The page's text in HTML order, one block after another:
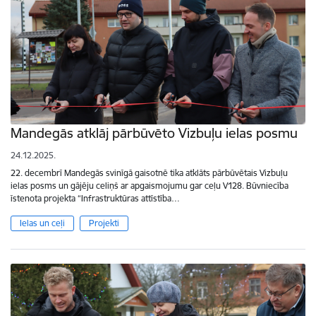
Mandegās atklāj pārbūvēto Vizbuļu ielas posmu
24.12.2025.
22. decembrī Mandegās svinīgā gaisotnē tika atklāts pārbūvētais Vizbuļu
ielas posms un gājēju celiņš ar apgaismojumu gar ceļu V128. Būvniecība
īstenota projekta “Infrastruktūras attīstība…
Ielas un ceļi Projekti